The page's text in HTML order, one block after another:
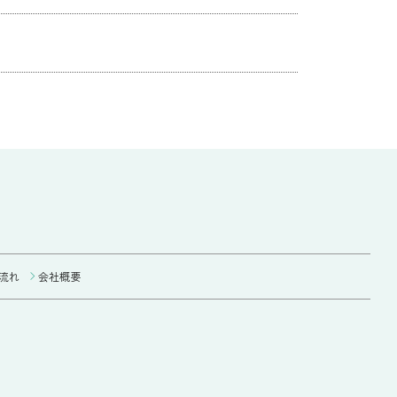
れ 会社概要